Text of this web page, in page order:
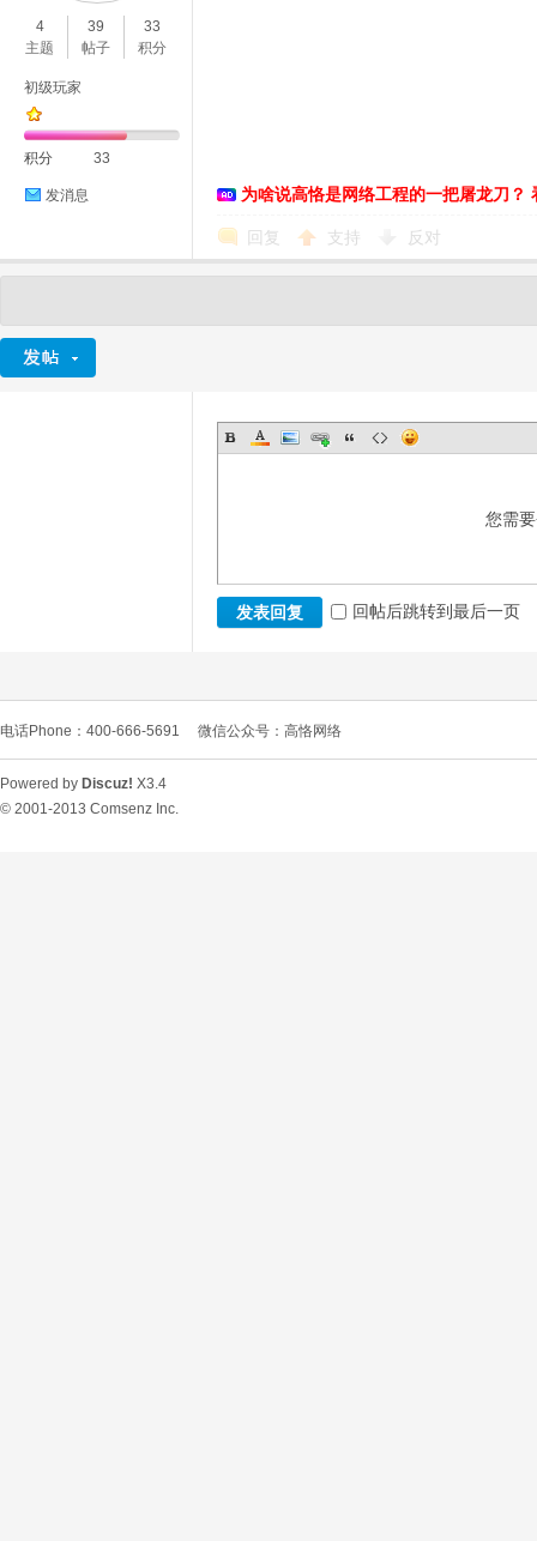
4
主题
39
帖子
33
积分
初级玩家
积分 33
发消息 为啥说高恪是网络工程的一把屠龙刀？
回复 支持 反对
您需
发表回复 回帖后跳转到最后一页
电话Phone：400-666-5691 微信公众号：高恪网络
Powered by Discuz! X3.4
© 2001-2013 Comsenz Inc.